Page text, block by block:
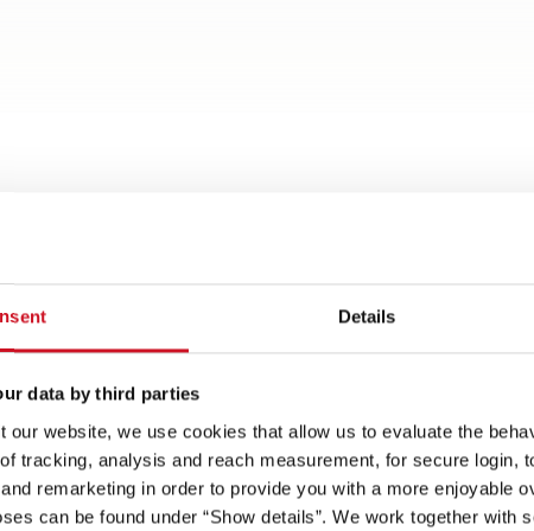
Details
data by third parties
our website, we use cookies that allow us to evaluate the
tracking, analysis and reach measurement, for secure login,
remarketing in order to provide you with a more enjoyable
can be found under “Show details”. We work together with
garage posteriore,
Caratteristiche di guida
Tecnologia